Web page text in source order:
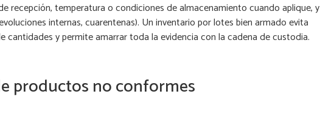
recepción, temperatura o condiciones de almacenamiento cuando aplique, y
internas, cuarentenas). Un inventario por lotes bien armado evita
cantidades y permite amarrar toda la evidencia con la cadena de custodia.
productos no conformes